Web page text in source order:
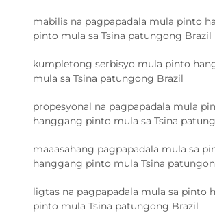
mabilis na pagpapadala mula pinto
pinto mula sa Tsina patungong Brazil
kumpletong serbisyo mula pinto
mula sa Tsina patungong Brazil
propesyonal na pagpapadala mula
hanggang pinto mula sa Tsina
maaasahang pagpapadala mula sa
hanggang pinto mula Tsina
ligtas na pagpapadala mula sa pinto
pinto mula Tsina patungong Brazil